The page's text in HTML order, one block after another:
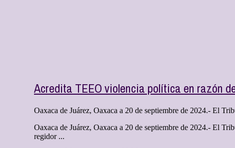
Acredita TEEO violencia política en razón
Oaxaca de Juárez, Oaxaca a 20 de septiembre de 2024.- El
Oaxaca de Juárez, Oaxaca a 20 de septiembre de 2024.- El
regidor ...